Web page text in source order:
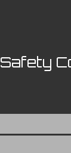
Safety